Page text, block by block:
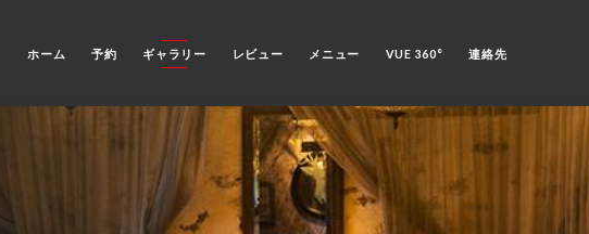
ホーム 予約 ギャラリー レビュー メニュー VUE 360° 連絡先